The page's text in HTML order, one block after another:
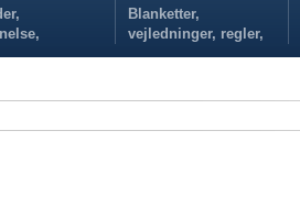
Blanketter,
vejledninger, regler,
politikker...